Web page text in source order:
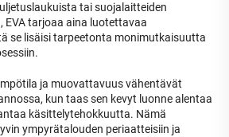
tai suojalaitteiden
EVA tarjoaa aina luotettavaa
se lisäisi tarpeetonta monimutkaisuutta
ja muovattavuus vähentävät
kun taas sen kevyt luonne alentaa
käsittelytehokkuutta. Nämä
ympyrätalouden periaatteisiin ja